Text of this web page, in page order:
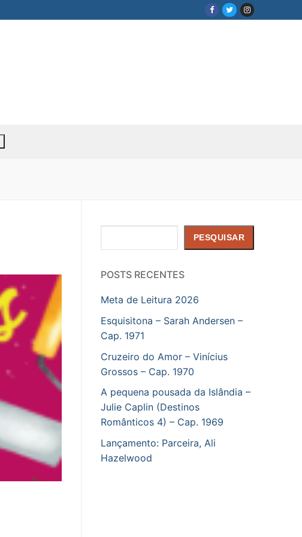
PESQUISAR
POSTS RECENTES
Meta de Leitura 2026
Esquisitona – Sarah Andersen –
Cap. 1971
Cruzeiro do Amor – Vinícius
Grossos – Cap. 1970
A pequena pousada da Islândia –
Julie Caplin (Destinos
Românticos 4) – Cap. 1969
Lançamento: Parceira, Ali
Hazelwood